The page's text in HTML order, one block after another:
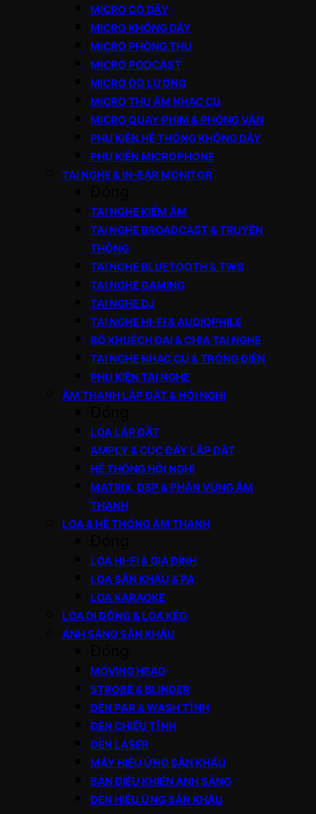
MICRO CÓ DÂY
MICRO KHÔNG DÂY
MICRO PHÒNG THU
MICRO PODCAST
MICRO ĐO LƯỜNG
MICRO THU ÂM NHẠC CỤ
MICRO QUAY PHIM & PHỎNG VẤN
PHỤ KIỆN HỆ THỐNG KHÔNG DÂY
PHỤ KIỆN MICROPHONE
TAI NGHE & IN-EAR MONITOR
TAI NGHE KIỂM ÂM
TAI NGHE BROADCAST & TRUYỀN
THÔNG
TAI NGHE BLUETOOTH & TWS
TAI NGHE GAMING
TAI NGHE DJ
TAI NGHE HI-FI & AUDIOPHILE
BỘ KHUẾCH ĐẠI & CHIA TAI NGHE
TAI NGHE NHẠC CỤ & TRỐNG ĐIỆN
PHỤ KIỆN TAI NGHE
ÂM THANH LẮP ĐẶT & HỘI NGHỊ
LOA LẮP ĐẶT
AMPLY & CỤC ĐẨY LẮP ĐẶT
HỆ THỐNG HỘI NGHỊ
MATRIX, DSP & PHÂN VÙNG ÂM
THANH
LOA & HỆ THỐNG ÂM THANH
LOA HI-FI & GIA ĐÌNH
LOA SÂN KHẤU & PA
LOA KARAOKE
LOA DI ĐỘNG & LOA KÉO
ÁNH SÁNG SÂN KHẤU
MOVING HEAD
STROBE & BLINDER
ĐÈN PAR & WASH TĨNH
ĐÈN CHIẾU TĨNH
ĐÈN LASER
MÁY HIỆU ỨNG SÂN KHẤU
BÀN ĐIỀU KHIỂN ÁNH SÁNG
ĐÈN HIỆU ỨNG SÂN KHẤU